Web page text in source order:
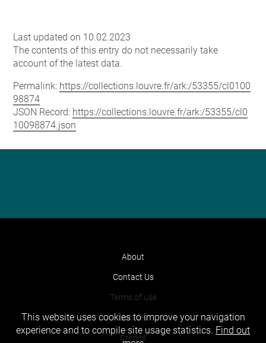
Last updated on 10.02.2023
The contents of this entry do not necessarily take
account of the latest data.
Permalink: https://collections.louvre.fr/ark:/53355/cl0100
98874
JSON Record: https://collections.louvre.fr/ark:/53355/cl0
10098874.json
About
Contact Us
Terms of use
Cookies
Credits
This website uses cookies to improve your navigation
experience and to compile site usage statistics. Find out